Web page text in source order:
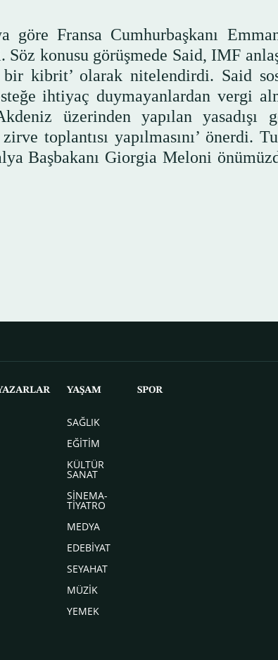
göre Fransa Cumhurbaşkanı
konusu görüşmede Said, IMF
bir kibrit’ olarak nitelendirdi. Said
ihtiyaç duymayanlardan vergi
üzerinden yapılan yasadışı
toplantısı yapılmasını’ önerdi.
Başbakanı Giorgia Meloni
YAŞAM
SAĞLIK
EĞİTİM
KÜLTÜR
SANAT
SİNEMA-
TİYATRO
MEDYA
EDEBİYAT
SEYAHAT
MÜZİK
YEMEK
SPOR